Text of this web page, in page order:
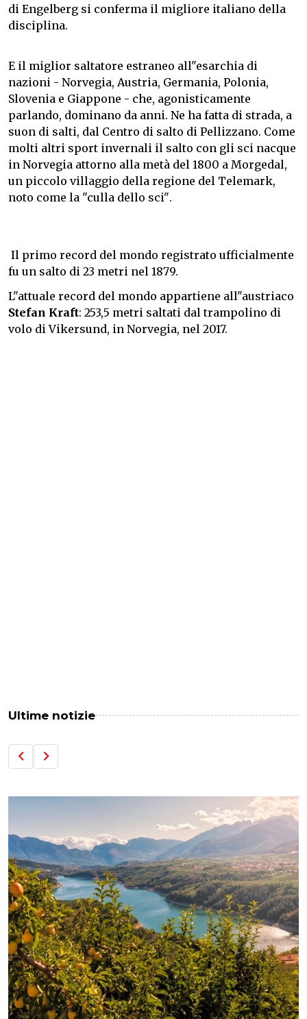
di Engelberg si conferma il migliore italiano della
disciplina.
E il miglior saltatore estraneo all"esarchia di
nazioni - Norvegia, Austria, Germania, Polonia,
Slovenia e Giappone - che, agonisticamente
parlando, dominano da anni. Ne ha fatta di strada, a
suon di salti, dal Centro di salto di Pellizzano. Come
molti altri sport invernali il salto con gli sci nacque
in Norvegia attorno alla metà del 1800 a Morgedal,
un piccolo villaggio della regione del Telemark,
noto come la "culla dello sci".
Il primo record del mondo registrato ufficialmente
fu un salto di 23 metri nel 1879.
L"attuale record del mondo appartiene all"austriaco
Stefan Kraft: 253,5 metri saltati dal trampolino di
volo di Vikersund, in Norvegia, nel 2017.
Ultime notizie